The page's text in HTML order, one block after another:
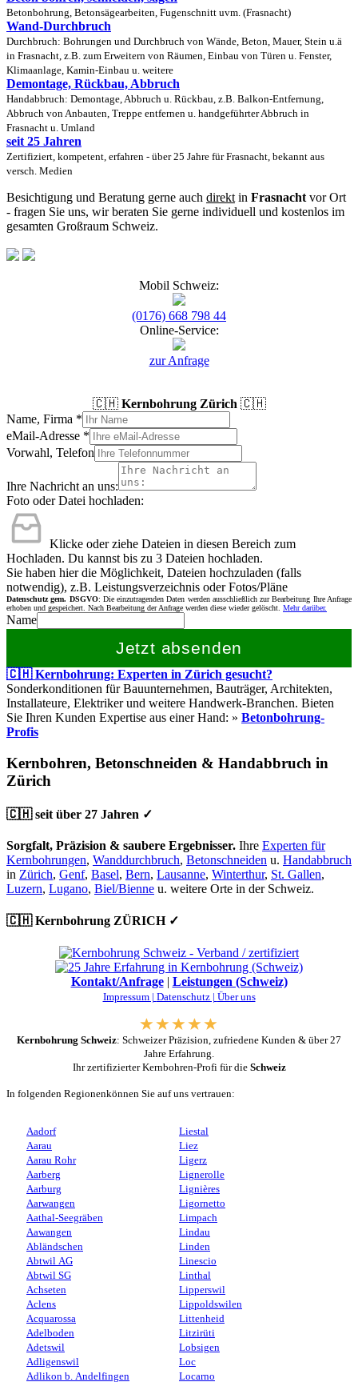
Betonbohrung, Betonsägearbeiten, Fugenschnitt uvm. (Frasnacht)
Wand-Durchbruch
Durchbruch: Bohrungen und Durchbruch von Wände, Beton, Mauer, Stein u.ä
in Frasnacht, z.B. zum Erweitern von Räumen, Einbau von Türen u. Fenster,
Klimaanlage, Kamin-Einbau u. weitere
Demontage, Rückbau, Abbruch
Handabbruch: Demontage, Abbruch u. Rückbau, z.B. Balkon-Entfernung,
Abbruch von Anbauten, Treppe entfernen u. handgeführter Abbruch in
Frasnacht u. Umland
seit 25 Jahren
Zertifiziert, kompetent, erfahren - über 25 Jahre für Frasnacht, bekannt aus
versch. Medien
Besichtigung und Beratung gerne auch direkt in Frasnacht vor Ort
- fragen Sie uns, wir beraten Sie gerne individuell und kostenlos im
gesamten Großraum Schweiz.
Mobil Schweiz:
(0176) 668 798 44
Online-Service:
zur Anfrage
🇨🇭 Kernbohrung Zürich 🇨🇭
Name, Firma *
eMail-Adresse *
Vorwahl, Telefon
Ihre Nachricht an uns:
Foto oder Datei hochladen:
Klicke oder ziehe Dateien in diesen Bereich zum
Hochladen. Du kannst bis zu 3 Dateien hochladen.
Sie haben hier die Möglichkeit, Dateien hochzuladen (falls
notwendig), z.B. Leistungsverzeichnis oder Fotos/Pläne
Datenschutz gem. DSGVO: Die einzutragenden Daten werden ausschließlich zur Bearbeitung Ihre Anfrage
erhoben und gespeichert. Nach Bearbeitung der Anfrage werden diese wieder gelöscht. Mehr darüber.
Name
Jetzt absenden
🇨🇭 Kernbohrung: Experten in Zürich gesucht?
Sonderkonditionen für Bauunternehmen, Bauträger, Architekten,
Installateure, Elektriker und weitere Handwerk-Branchen. Bieten
Sie Ihren Kunden Expertise aus einer Hand: » Betonbohrung-
Profis
Kernbohren, Betonschneiden & Handabbruch in
Zürich
🇨🇭 seit über 27 Jahren ✓
Sorgfalt, Präzision & saubere Ergebnisser. Ihre Experten für
Kernbohrungen, Wanddurchbruch, Betonschneiden u. Handabbruch
in Zürich, Genf, Basel, Bern, Lausanne, Winterthur, St. Gallen,
Luzern, Lugano, Biel/Bienne u. weitere Orte in der Schweiz.
🇨🇭 Kernbohrung ZÜRICH ✓
Kontakt/Anfrage| Leistungen (Schweiz)
Impressum | Datenschutz | Über uns
Kernbohrung Schweiz: Schweizer Präzision, zufriedene Kunden & über 27
Jahre Erfahrung.
Ihr zertifizierter Kernbohren-Profi für die Schweiz
In folgenden Regionenkönnen Sie auf uns vertrauen:
Aadorf
Aarau
Aarau Rohr
Aarberg
Aarburg
Aarwangen
Aathal-Seegräben
Aawangen
Abländschen
Abtwil AG
Abtwil SG
Achseten
Aclens
Acquarossa
Adelboden
Adetswil
Adligenswil
Adlikon b. Andelfingen
Liestal
Liez
Ligerz
Lignerolle
Lignières
Ligornetto
Limpach
Lindau
Linden
Linescio
Linthal
Lipperswil
Lippoldswilen
Littenheid
Litzirüti
Lobsigen
Loc
Locarno